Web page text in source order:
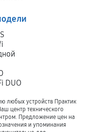
DUO
любых устройств Практик
центр технического
Предложение цен на
и упоминания